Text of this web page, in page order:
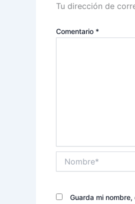
Tu dirección de
Comentario *
Guarda mi